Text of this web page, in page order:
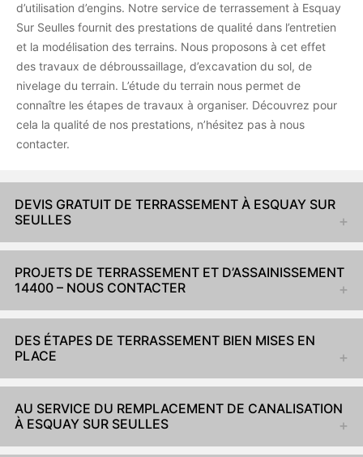
d’utilisation d’engins. Notre service de terrassement à Esquay
Sur Seulles fournit des prestations de qualité dans l’entretien
et la modélisation des terrains. Nous proposons à cet effet
des travaux de débroussaillage, d’excavation du sol, de
nivelage du terrain. L’étude du terrain nous permet de
connaître les étapes de travaux à organiser. Découvrez pour
cela la qualité de nos prestations, n’hésitez pas à nous
contacter.
DEVIS GRATUIT DE TERRASSEMENT À ESQUAY SUR
SEULLES
PROJETS DE TERRASSEMENT ET D’ASSAINISSEMENT
14400 – NOUS CONTACTER
DES ÉTAPES DE TERRASSEMENT BIEN MISES EN
PLACE
AU SERVICE DU REMPLACEMENT DE CANALISATION
À ESQUAY SUR SEULLES